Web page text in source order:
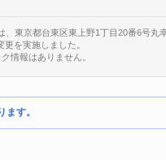
、東京都台東区東上野1丁目20番6号
を実施しました。
情報はありません。
す。